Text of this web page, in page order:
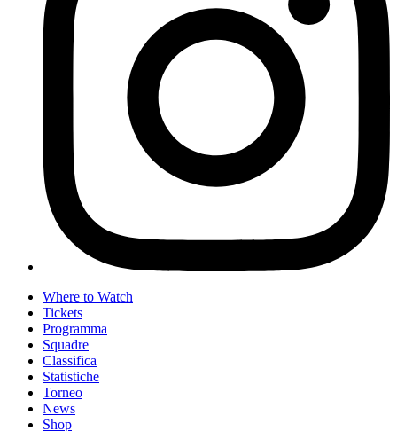
Where to Watch
Tickets
Programma
Squadre
Classifica
Statistiche
Torneo
News
Shop